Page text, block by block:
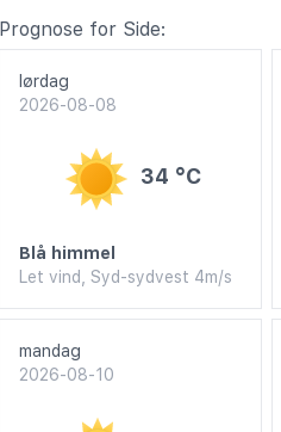
Prognose for Side:
lørdag
2026-08-08
34 °C
Blå himmel
Let vind, Syd-sydvest 4m/s
mandag
2026-08-10